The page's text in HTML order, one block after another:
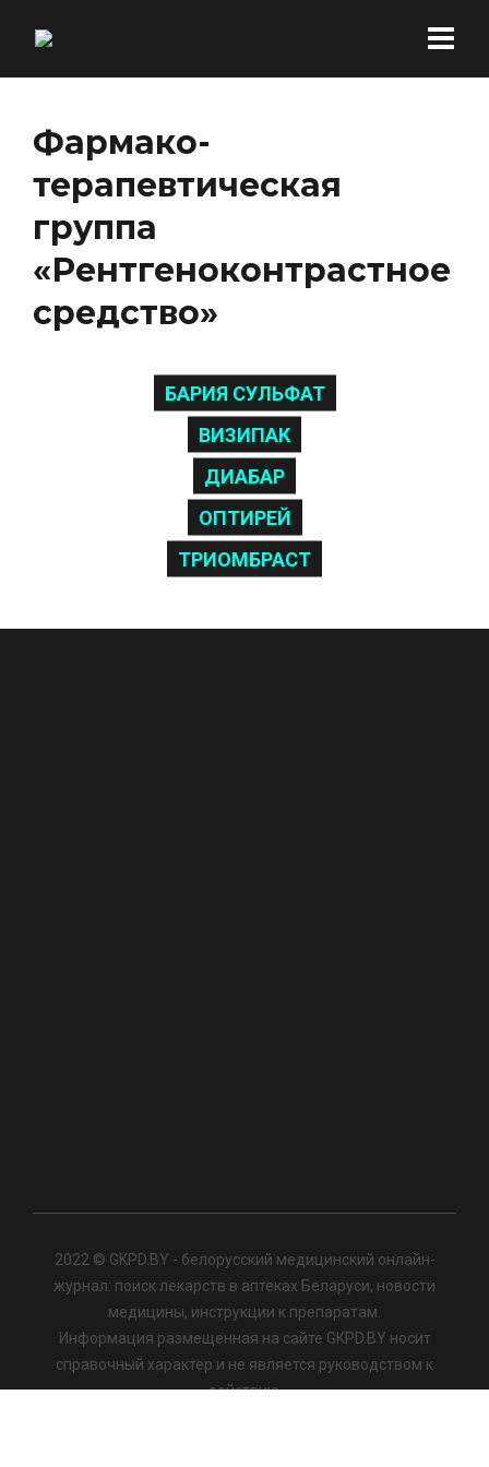
Фармако-
терапевтическая
группа
«Рентгеноконтрастное
средство»
БАРИЯ СУЛЬФАТ
ВИЗИПАК
ДИАБАР
ОПТИРЕЙ
ТРИОМБРАСТ
2022 © GKPD.BY - белорусский медицинский онлайн-
журнал: поиск лекарств в аптеках Беларуси, новости
медицины, инструкции к препаратам.
Информация размещенная на сайте GKPD.BY носит
справочный характер и не является руководством к
действию.